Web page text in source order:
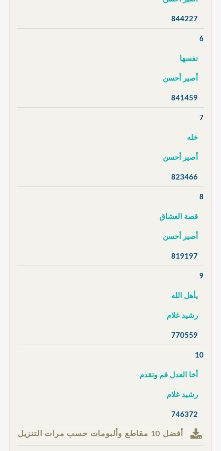
844227
6
نفسها
أصير أحسن
841459
7
خله
أصير أحسن
823466
8
قصة العشاق
أصير أحسن
819197
9
يأهل الله
رشيد غلام
770559
10
أخا العدل قم وتقدم
رشيد غلام
746372
أفضل 10 مقاطع وألبومات حسب مرات التنزيل